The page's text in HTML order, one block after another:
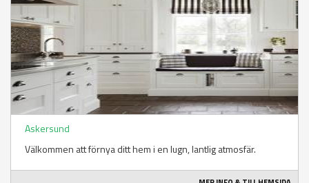
Askersund
Välkommen att förnya ditt hem i en lugn, lantlig atmosfär.